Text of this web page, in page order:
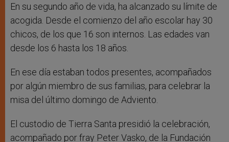
En su segundo año de vida, ha alcanzado su límite de
acogida. Desde el comienzo del año escolar hay 30
chicos, de los que 16 son internos. Las edades van
desde los 6 hasta los 18 años.
En ese día estaban todos presentes, acompañados
por algún miembro de sus familias, para celebrar la
misa del último domingo de Adviento.
El custodio de Tierra Santa presidió la celebración,
acompañado por fray Peter Vasko, de la Fundación